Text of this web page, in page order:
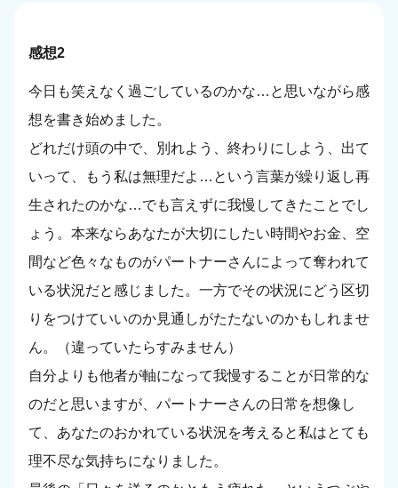
感想2
今日も笑えなく過ごしているのかな…と思いながら感
想を書き始めました。
どれだけ頭の中で、別れよう、終わりにしよう、出て
いって、もう私は無理だよ…という言葉が繰り返し再
生されたのかな…でも言えずに我慢してきたことでし
ょう。本来ならあなたが大切にしたい時間やお金、空
間など色々なものがパートナーさんによって奪われて
いる状況だと感じました。一方でその状況にどう区切
りをつけていいのか見通しがたたないのかもしれませ
ん。（違っていたらすみません）
自分よりも他者が軸になって我慢することが日常的な
のだと思いますが、パートナーさんの日常を想像し
て、あなたのおかれている状況を考えると私はとても
理不尽な気持ちになりました。